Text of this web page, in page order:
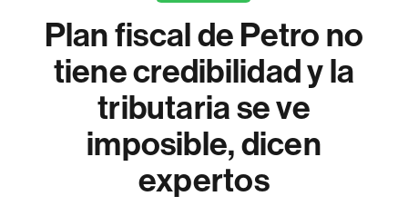
Plan fiscal de Petro no
tiene credibilidad y la
tributaria se ve
imposible, dicen
expertos